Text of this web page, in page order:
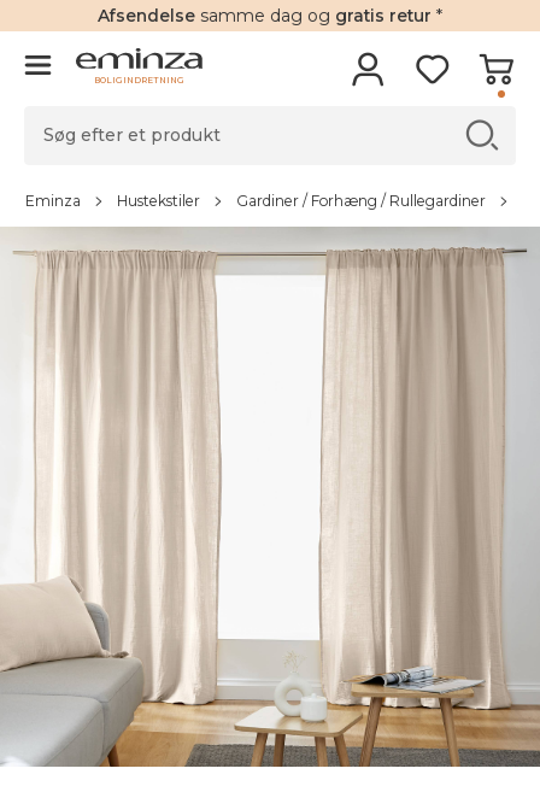
Afsendelse samme dag og gratis retur *
BOLIGINDRETNING
Eminza Hustekstiler Gardiner / Forhæng / Rullegardiner